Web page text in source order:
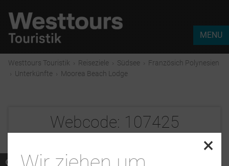
MENU
Westtours Touristik › Reiseziele › Südsee › Französich Polynesien
› Unterkünfte › Moorea Beach Lodge
Webcode: 107425
×